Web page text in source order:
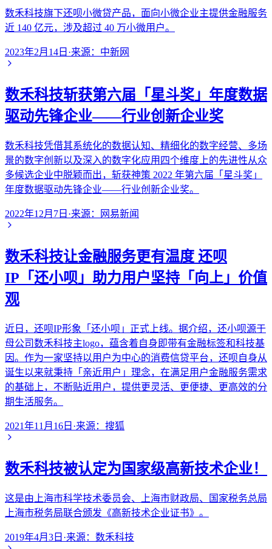
数禾科技旗下还呗小微贷产品，面向小微企业主提供金融服务
近 140 亿元，涉及超过 40 万小微用户。
2023年2月14日 ·来源： 中新网
数禾科技斩获第六届「星斗奖」年度数据
驱动先锋企业——行业创新企业奖
数禾科技凭借其系统化的数据认知、精细化的数字经营、多场
景的数字创新以及深入的数字化应用四个维度上的先进性从众
多候选企业中脱颖而出，斩获神策 2022 年第六届「星斗奖」
年度数据驱动先锋企业——行业创新企业奖。
2022年12月7日 ·来源： 网易新闻
数禾科技让金融服务更有温度 还呗
IP「还小呗」助力用户坚持「向上」价值
观
近日，还呗IP形象「还小呗」正式上线。据介绍，还小呗源于
母公司数禾科技主logo，蕴含着自身即带有金融标签和科技基
因。作为一家坚持以用户为中心的消费信贷平台，还呗自身从
诞生以来就秉持「亲近用户」理念，在满足用户金融服务需求
的基础上，不断贴近用户，提供更灵活、更便捷、更高效的分
期生活服务。
2021年11月16日 ·来源： 搜狐
数禾科技被认定为国家级高新技术企业！
这是由上海市科学技术委员会、上海市财政局、国家税务总局
上海市税务局联合颁发《高新技术企业证书》。
2019年4月3日 ·来源： 数禾科技